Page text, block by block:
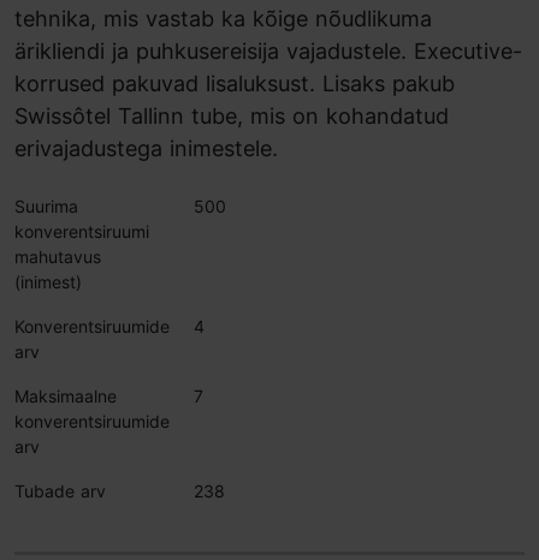
tehnika, mis vastab ka kõige nõudlikuma
ärikliendi ja puhkusereisija vajadustele. Executive-
korrused pakuvad lisaluksust. Lisaks pakub
Swissôtel Tallinn tube, mis on kohandatud
erivajadustega inimestele.
Suurima
konverentsiruumi
mahutavus
(inimest)
500
Konverentsiruumide
arv
4
Maksimaalne
konverentsiruumide
arv
7
Tubade arv 238